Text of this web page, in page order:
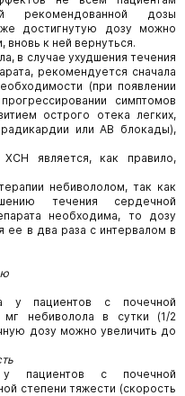
рекомендованной дозы
достигнутую дозу можно
вновь к ней вернуться.
в случае ухудшения течения
рекомендуется сначала
(при появлении
симптомов
острого отека легких,
или АВ блокады),
является, как правило,
небивололом, так как
течения сердечной
необходима, то дозу
ее в два раза с интервалом в
у пациентов с почечной
мг небиволола в сутки (1/2
дозу можно увеличить до
пациентов с почечной
степени тяжести (скорость